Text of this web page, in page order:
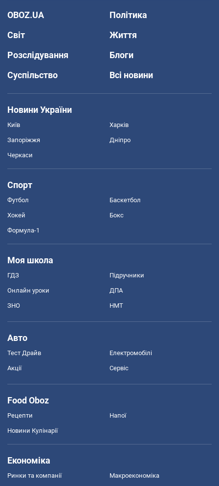
OBOZ.UA
Політика
Світ
Життя
Розслідування
Блоги
Суспільство
Всі новини
Новини України
Київ Харків
Запоріжжя Дніпро
Черкаси
Спорт
Футбол Баскетбол
Хокей Бокс
Формула-1
Моя школа
ГДЗ Підручники
Онлайн уроки ДПА
ЗНО НМТ
Авто
Тест Драйв Електромобілі
Акції Сервіс
Food Oboz
Рецепти Напої
Новини Кулінарії
Економіка
Ринки та компанії Макроекономіка